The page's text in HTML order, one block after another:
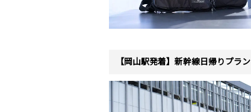
【岡山駅発着】新幹線日帰りプラン